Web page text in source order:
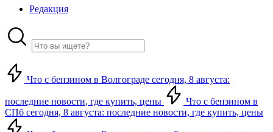
Редакция
Что с бензином в Волгограде сегодня, 8 августа:
последние новости, где купить, цены
Что с бензином в
СПб сегодня, 8 августа: последние новости, где купить, цены